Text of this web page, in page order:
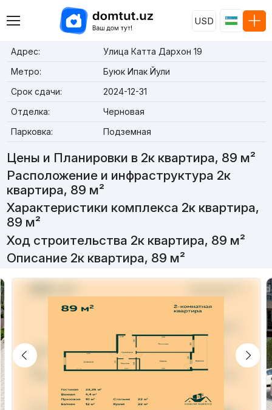
USD
Адрес:
Улица Катта Дархон 19
Метро:
Буюк Ипак Йули
Срок сдачи:
2024-12-31
Отделка:
Черновая
Парковка:
Подземная
Цены и Планировки в 2к квартира, 89 м²
Расположение и инфраструктура 2к
квартира, 89 м²
Характеристики комплекса 2к квартира,
89 м²
Ход строительства 2к квартира, 89 м²
Описание 2к квартира, 89 м²